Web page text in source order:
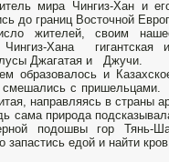
мира Чингиз-Хан и
до границ Восточной
жителей, своим
Хана
Джагатая и Джучи.
и
с
направляясь в страны
сама природа
подошвы гор Тянь-
запастись едой и найти